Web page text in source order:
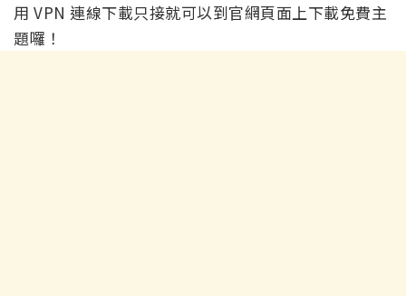
用 VPN 連線下載只接就可以到官網頁面上下載免費主
題囉！